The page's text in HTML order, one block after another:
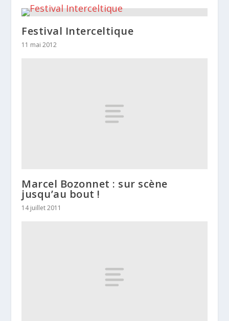
Festival Interceltique
11 mai 2012
Marcel Bozonnet : sur scène
jusqu’au bout !
14 juillet 2011